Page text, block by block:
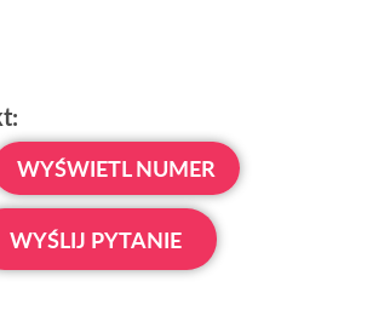
WYŚWIETL NUMER
WYŚLIJ PYTANIE